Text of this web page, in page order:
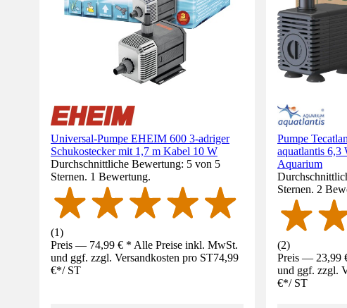
Universal-Pumpe EHEIM 600 3-adriger
Schukostecker mit 1,7 m Kabel 10 W
Durchschnittliche Bewertung: 5 von 5
Sternen. 1 Bewertung.
(1)
Preis — 74,99 € * Alle Preise inkl. MwSt.
und ggf. zzgl. Versandkosten pro ST74,99
€*/ ST
Pumpe
aquatlantis 6,3
Aquarium
Sternen. 2
(2)
Preis — 23,99
und ggf. zzgl.
€*/ ST